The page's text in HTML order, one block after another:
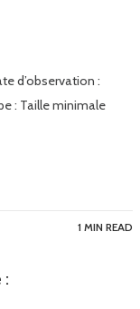
d’observation :
: Taille minimale
1 MIN READ
: